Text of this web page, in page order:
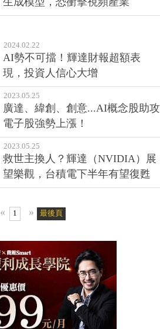
2024.02.22
AI勢不可擋！輝達財報超額表
現，投資人信心大增
2023.05.25
廣達、緯創、創意...AI概念股助攻
電子股強勢上漲！
2023.05.25
救世主換人？輝達（NVIDIA）展
望樂觀，台積電下半年有望復甦
« 1 » 最後頁